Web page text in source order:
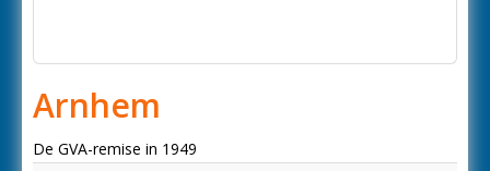
Arnhem
De GVA-remise in 1949